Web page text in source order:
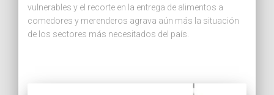
vulnerables y el recorte en la entrega de alimentos a
comedores y merenderos agrava aún más la situación
de los sectores más necesitados del país.